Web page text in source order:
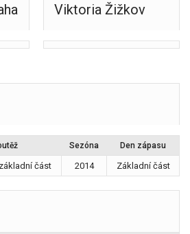
Viktoria Žižkov
Sezóna Den zápasu
část 2014 Základní část